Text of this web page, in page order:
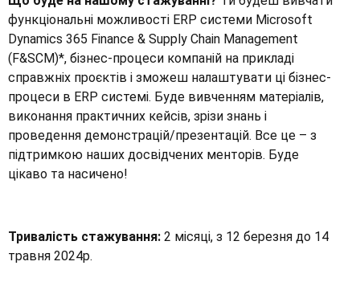
функціональні можливості ERP системи Microsoft
Dynamics 365 Finance & Supply Chain Management
(F&SCM)*, бізнес-процеси компаній на прикладі
справжніх проєктів і зможеш налаштувати ці бізнес-
процеси в ERP системі. Буде вивченням матеріалів,
виконання практичних кейсів, зрізи знань і
проведення демонстрацій/презентацій. Все це – з
підтримкою наших досвідчених менторів. Буде
цікаво та насичено!
Тривалість стажування: 2 місяці, з 12 березня до 14
травня 2024р.